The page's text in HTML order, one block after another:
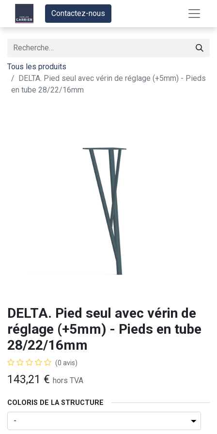
Contactez-nous
Tous les produits
DELTA. Pied seul avec vérin de réglage (+5mm) - Pieds
en tube 28/22/16mm
DELTA. Pied seul avec vérin de
réglage (+5mm) - Pieds en tube
28/22/16mm
(0 avis)
143,21 € hors TVA
COLORIS DE LA STRUCTURE